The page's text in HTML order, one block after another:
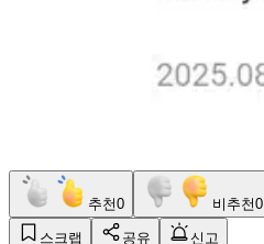
추천0 비추천0
스크랩 공유
신고